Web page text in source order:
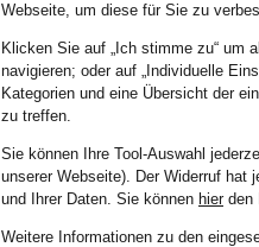
Webseite, um diese für Sie zu
Klicken Sie auf „Ich stimme zu“ um
navigieren; oder auf „Individuelle
Kategorien und eine Übersicht der
zu treffen.
Sie können Ihre Tool-Auswahl
unserer Webseite). Der Widerruf hat
und Ihrer Daten. Sie können hierden
Weitere Informationen zu den